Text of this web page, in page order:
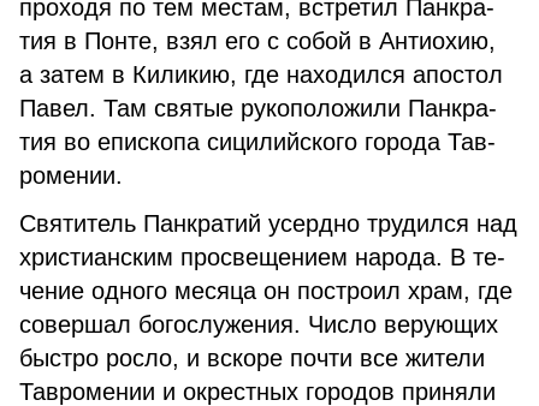
про­хо­дя по тем ме­стам, встре­тил Пан­кра­
тия в Пон­те, взял его с со­бой в Ан­тио­хию,
а за­тем в Ки­ли­кию, где на­хо­дил­ся апо­стол
Па­вел. Там свя­тые ру­ко­по­ло­жи­ли Пан­кра­
тия во епи­ско­па си­ци­лий­ско­го го­ро­да Тав­
ро­ме­нии.
Свя­ти­тель Пан­кра­тий усерд­но тру­дил­ся над
хри­сти­ан­ским про­све­ще­ни­ем на­ро­да. В те­
че­ние од­но­го ме­ся­ца он по­стро­ил храм, где
со­вер­шал бо­го­слу­же­ния. Чис­ло ве­ру­ю­щих
быст­ро рос­ло, и вско­ре по­чти все жи­те­ли
Тав­ро­ме­нии и окрест­ных го­ро­дов при­ня­ли